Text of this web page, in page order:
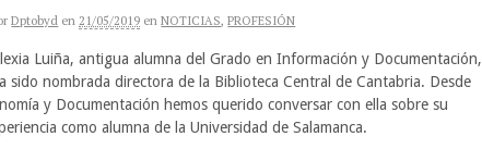
Dptobyd en 21/05/2019 en NOTICIAS,PROFESIÓN
Luiña, antigua alumna del Grado en Información y Documentación,
sido nombrada directora de la Biblioteca Central de Cantabria. Desde
y Documentación hemos querido conversar con ella sobre su
como alumna de la Universidad de Salamanca.